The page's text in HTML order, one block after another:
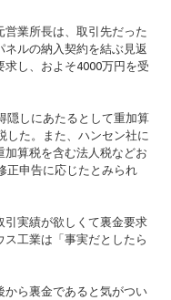
業所長は、取引先だった
ネルの納入契約を結ぶ見返
し、およそ4000万円を受
隠しにあたるとして重加算
した。また、ハンセン社に
算税を含む法人税などお
正申告に応じたとみられ
引実績が欲しくて裏金要求
工業は「事実だとしたら
ら裏金であると気がつい